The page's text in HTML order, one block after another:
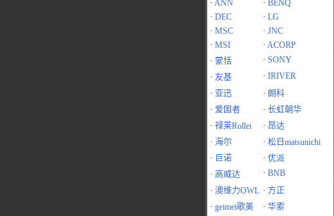
· ANN · BENQ
· DEC · LG
· MSC · JNC
· MSI · ACORP
· 蒙恬 · SONY
· 友基 · IRIVER
· 亚迅 · 朗科
· 爱国者 · 长虹朝华
· 禄莱Rollei · 昂达
· 海尔 · 松日matsunichi
· 巨诺 · 优派
· 高威达 · BNB
· 澳维力OWL · 方正
· geimei歌美 · 华索